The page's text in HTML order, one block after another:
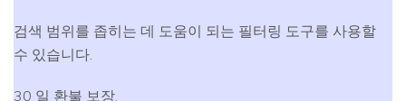
검색 범위를 좁히는 데 도움이 되는 필터링 도구를 사용할
수 있습니다.
30 일 환불 보장.